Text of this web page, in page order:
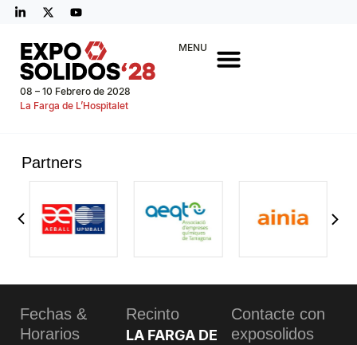
08 – 10 Febrero de 2028
La Farga de L’Hospitalet
MENU
Partners
Fechas &
Horarios
Recinto
LA FARGA DE
Contacte con
exposolidos